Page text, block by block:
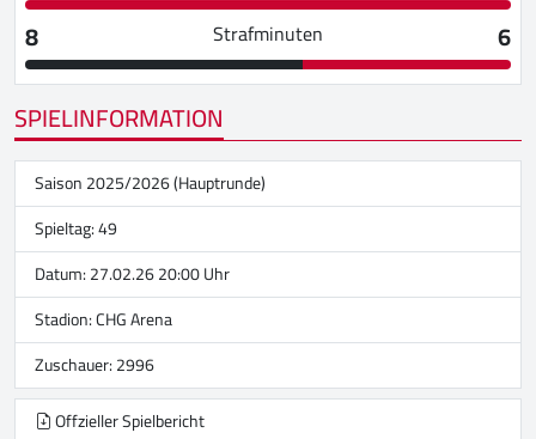
8
Strafminuten
6
SPIELINFORMATION
Saison 2025/2026 (Hauptrunde)
Spieltag: 49
Datum: 27.02.26 20:00 Uhr
Stadion:CHG Arena
Zuschauer: 2996
Offzieller Spielbericht